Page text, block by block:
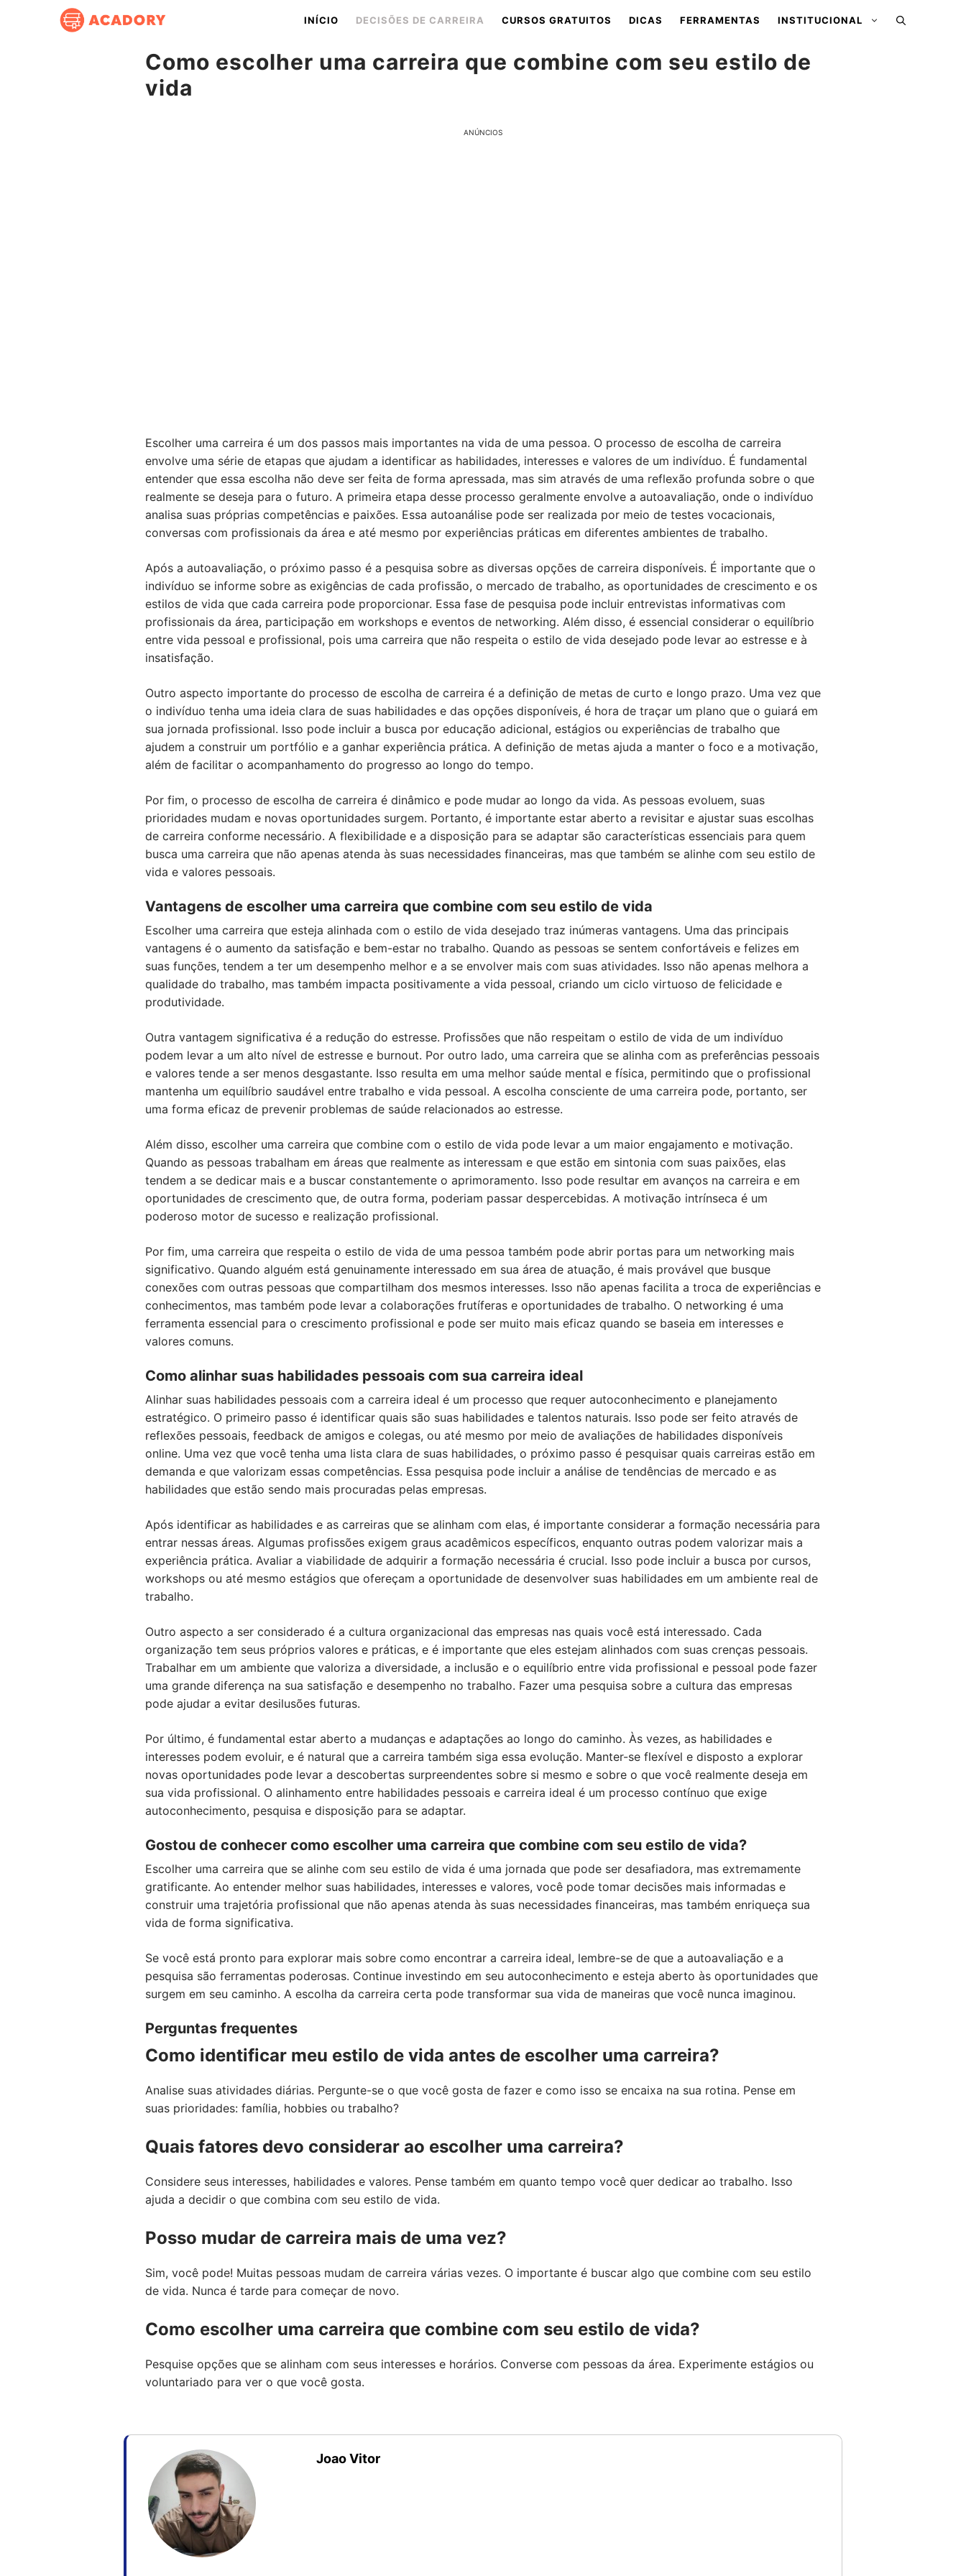
INÍCIO DECISÕES DE CARREIRA CURSOS GRATUITOS DICAS FERRAMENTAS INSTITUCIONAL
Como escolher uma carreira que combine com seu estilo de
vida
ANÚNCIOS
Escolher uma carreira é um dos passos mais importantes na vida de uma pessoa. O processo de escolha de carreira
envolve uma série de etapas que ajudam a identificar as habilidades, interesses e valores de um indivíduo. É fundamental
entender que essa escolha não deve ser feita de forma apressada, mas sim através de uma reflexão profunda sobre o que
realmente se deseja para o futuro. A primeira etapa desse processo geralmente envolve a autoavaliação, onde o indivíduo
analisa suas próprias competências e paixões. Essa autoanálise pode ser realizada por meio de testes vocacionais,
conversas com profissionais da área e até mesmo por experiências práticas em diferentes ambientes de trabalho.
Após a autoavaliação, o próximo passo é a pesquisa sobre as diversas opções de carreira disponíveis. É importante que o
indivíduo se informe sobre as exigências de cada profissão, o mercado de trabalho, as oportunidades de crescimento e os
estilos de vida que cada carreira pode proporcionar. Essa fase de pesquisa pode incluir entrevistas informativas com
profissionais da área, participação em workshops e eventos de networking. Além disso, é essencial considerar o equilíbrio
entre vida pessoal e profissional, pois uma carreira que não respeita o estilo de vida desejado pode levar ao estresse e à
insatisfação.
Outro aspecto importante do processo de escolha de carreira é a definição de metas de curto e longo prazo. Uma vez que
o indivíduo tenha uma ideia clara de suas habilidades e das opções disponíveis, é hora de traçar um plano que o guiará em
sua jornada profissional. Isso pode incluir a busca por educação adicional, estágios ou experiências de trabalho que
ajudem a construir um portfólio e a ganhar experiência prática. A definição de metas ajuda a manter o foco e a motivação,
além de facilitar o acompanhamento do progresso ao longo do tempo.
Por fim, o processo de escolha de carreira é dinâmico e pode mudar ao longo da vida. As pessoas evoluem, suas
prioridades mudam e novas oportunidades surgem. Portanto, é importante estar aberto a revisitar e ajustar suas escolhas
de carreira conforme necessário. A flexibilidade e a disposição para se adaptar são características essenciais para quem
busca uma carreira que não apenas atenda às suas necessidades financeiras, mas que também se alinhe com seu estilo de
vida e valores pessoais.
Vantagens de escolher uma carreira que combine com seu estilo de vida
Escolher uma carreira que esteja alinhada com o estilo de vida desejado traz inúmeras vantagens. Uma das principais
vantagens é o aumento da satisfação e bem-estar no trabalho. Quando as pessoas se sentem confortáveis e felizes em
suas funções, tendem a ter um desempenho melhor e a se envolver mais com suas atividades. Isso não apenas melhora a
qualidade do trabalho, mas também impacta positivamente a vida pessoal, criando um ciclo virtuoso de felicidade e
produtividade.
Outra vantagem significativa é a redução do estresse. Profissões que não respeitam o estilo de vida de um indivíduo
podem levar a um alto nível de estresse e burnout. Por outro lado, uma carreira que se alinha com as preferências pessoais
e valores tende a ser menos desgastante. Isso resulta em uma melhor saúde mental e física, permitindo que o profissional
mantenha um equilíbrio saudável entre trabalho e vida pessoal. A escolha consciente de uma carreira pode, portanto, ser
uma forma eficaz de prevenir problemas de saúde relacionados ao estresse.
Além disso, escolher uma carreira que combine com o estilo de vida pode levar a um maior engajamento e motivação.
Quando as pessoas trabalham em áreas que realmente as interessam e que estão em sintonia com suas paixões, elas
tendem a se dedicar mais e a buscar constantemente o aprimoramento. Isso pode resultar em avanços na carreira e em
oportunidades de crescimento que, de outra forma, poderiam passar despercebidas. A motivação intrínseca é um
poderoso motor de sucesso e realização profissional.
Por fim, uma carreira que respeita o estilo de vida de uma pessoa também pode abrir portas para um networking mais
significativo. Quando alguém está genuinamente interessado em sua área de atuação, é mais provável que busque
conexões com outras pessoas que compartilham dos mesmos interesses. Isso não apenas facilita a troca de experiências e
conhecimentos, mas também pode levar a colaborações frutíferas e oportunidades de trabalho. O networking é uma
ferramenta essencial para o crescimento profissional e pode ser muito mais eficaz quando se baseia em interesses e
valores comuns.
Como alinhar suas habilidades pessoais com sua carreira ideal
Alinhar suas habilidades pessoais com a carreira ideal é um processo que requer autoconhecimento e planejamento
estratégico. O primeiro passo é identificar quais são suas habilidades e talentos naturais. Isso pode ser feito através de
reflexões pessoais, feedback de amigos e colegas, ou até mesmo por meio de avaliações de habilidades disponíveis
online. Uma vez que você tenha uma lista clara de suas habilidades, o próximo passo é pesquisar quais carreiras estão em
demanda e que valorizam essas competências. Essa pesquisa pode incluir a análise de tendências de mercado e as
habilidades que estão sendo mais procuradas pelas empresas.
Após identificar as habilidades e as carreiras que se alinham com elas, é importante considerar a formação necessária para
entrar nessas áreas. Algumas profissões exigem graus acadêmicos específicos, enquanto outras podem valorizar mais a
experiência prática. Avaliar a viabilidade de adquirir a formação necessária é crucial. Isso pode incluir a busca por cursos,
workshops ou até mesmo estágios que ofereçam a oportunidade de desenvolver suas habilidades em um ambiente real de
trabalho.
Outro aspecto a ser considerado é a cultura organizacional das empresas nas quais você está interessado. Cada
organização tem seus próprios valores e práticas, e é importante que eles estejam alinhados com suas crenças pessoais.
Trabalhar em um ambiente que valoriza a diversidade, a inclusão e o equilíbrio entre vida profissional e pessoal pode fazer
uma grande diferença na sua satisfação e desempenho no trabalho. Fazer uma pesquisa sobre a cultura das empresas
pode ajudar a evitar desilusões futuras.
Por último, é fundamental estar aberto a mudanças e adaptações ao longo do caminho. Às vezes, as habilidades e
interesses podem evoluir, e é natural que a carreira também siga essa evolução. Manter-se flexível e disposto a explorar
novas oportunidades pode levar a descobertas surpreendentes sobre si mesmo e sobre o que você realmente deseja em
sua vida profissional. O alinhamento entre habilidades pessoais e carreira ideal é um processo contínuo que exige
autoconhecimento, pesquisa e disposição para se adaptar.
Gostou de conhecer como escolher uma carreira que combine com seu estilo de vida?
Escolher uma carreira que se alinhe com seu estilo de vida é uma jornada que pode ser desafiadora, mas extremamente
gratificante. Ao entender melhor suas habilidades, interesses e valores, você pode tomar decisões mais informadas e
construir uma trajetória profissional que não apenas atenda às suas necessidades financeiras, mas também enriqueça sua
vida de forma significativa.
Se você está pronto para explorar mais sobre como encontrar a carreira ideal, lembre-se de que a autoavaliação e a
pesquisa são ferramentas poderosas. Continue investindo em seu autoconhecimento e esteja aberto às oportunidades que
surgem em seu caminho. A escolha da carreira certa pode transformar sua vida de maneiras que você nunca imaginou.
Perguntas frequentes
Como identificar meu estilo de vida antes de escolher uma carreira?
Analise suas atividades diárias. Pergunte-se o que você gosta de fazer e como isso se encaixa na sua rotina. Pense em
suas prioridades: família, hobbies ou trabalho?
Quais fatores devo considerar ao escolher uma carreira?
Considere seus interesses, habilidades e valores. Pense também em quanto tempo você quer dedicar ao trabalho. Isso
ajuda a decidir o que combina com seu estilo de vida.
Posso mudar de carreira mais de uma vez?
Sim, você pode! Muitas pessoas mudam de carreira várias vezes. O importante é buscar algo que combine com seu estilo
de vida. Nunca é tarde para começar de novo.
Como escolher uma carreira que combine com seu estilo de vida?
Pesquise opções que se alinham com seus interesses e horários. Converse com pessoas da área. Experimente estágios ou
voluntariado para ver o que você gosta.
Joao Vitor